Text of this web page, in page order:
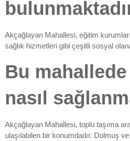
Akçağlayan Mahallesi, eğitim
sağlık hizmetleri gibi çeşitli sosyal
Bu mahallede
nasıl
Akçağlayan Mahallesi, toplu taşıma
ulaşılabilen bir konumdadır. Dolmuş